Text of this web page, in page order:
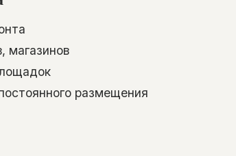
магазинов
размещения